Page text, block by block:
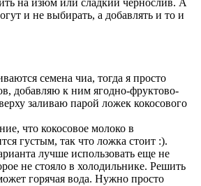
и не выбирать, а добавлять и то и
семена чиа, тогда я просто
добавляю к ним ягодно-фруктово-
заливаю парой ложек кокосового
что кокосовое молоко в
густым, так что ложка стоит :).
лучше использовать еще не
не стояло в холодильнике. Решить
горячая вода. Нужно просто